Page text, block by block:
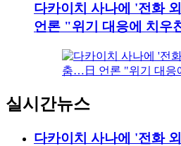
다카이치 사나에 '전화
언론 "위기 대응에 치우
실시간뉴스
다카이치 사나에 '전화